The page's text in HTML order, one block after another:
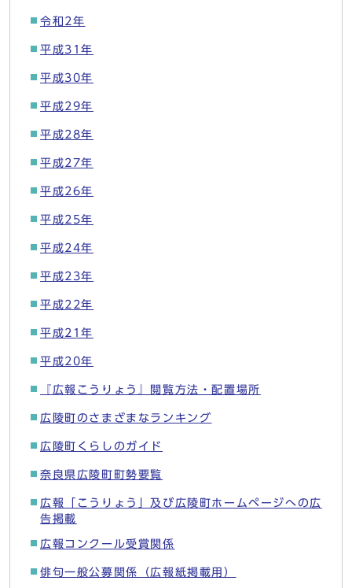
令和2年
平成31年
平成30年
平成29年
平成28年
平成27年
平成26年
平成25年
平成24年
平成23年
平成22年
平成21年
平成20年
『広報こうりょう』閲覧方法・配置場所
広陵町のさまざまなランキング
広陵町くらしのガイド
奈良県広陵町町勢要覧
広報「こうりょう」及び広陵町ホームページへの広
告掲載
広報コンクール受賞関係
俳句一般公募関係（広報紙掲載用）